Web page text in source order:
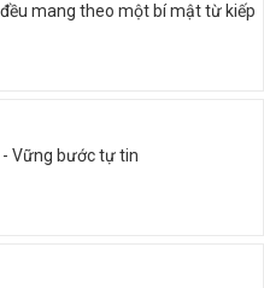
mang theo một bí mật từ kiếp
- Vững bước tự tin